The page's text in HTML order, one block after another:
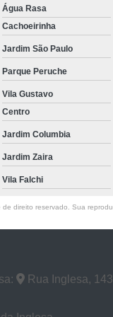
Água Rasa
Cachoeirinha
Jardim São Paulo
Parque Peruche
Vila Gustavo
Centro
Jardim Columbia
Jardim Zaira
Vila Falchi
direito reservado. Sua
Rua Inglesa,